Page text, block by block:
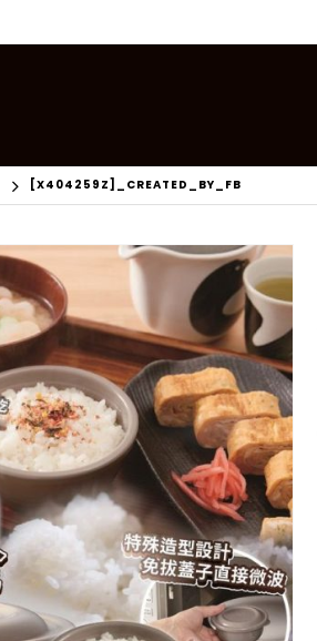
[X404259Z]_CREATED_BY_FB